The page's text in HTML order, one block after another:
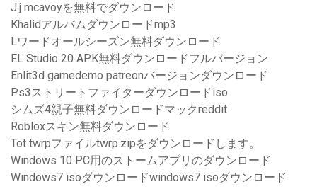
J.j mcavoyを無料でダウンロード
Khalidアルバムダウンロードmp3
Lワードオールシーズン無料ダウンロード
FL Studio 20 APK無料ダウンロードフルバージョン
Enlit3d gamedemo patreonバージョンダウンロード
Ps3ストリートファイターダウンロードiso
シムズ4親子無料ダウンロードマックreddit
Robloxスキン無料ダウンロード
Tot twrpファイルtwrp.zipをダウンロードします。
Windows 10 PC用のストームアプリのダウンロード
Windows7 isoダウンロードwindows7 isoダウンロード